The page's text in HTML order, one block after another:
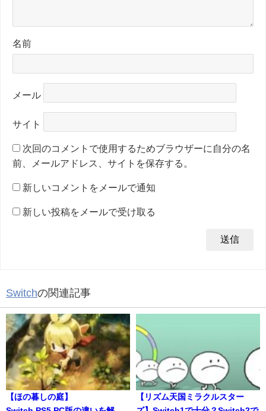
名前
メール
サイト
次回のコメントで使用するためブラウザーに自分の名
前、メールアドレス、サイトを保存する。
新しいコメントをメールで通知
新しい投稿をメールで受け取る
Switchの関連記事
【ほの暮しの庭】
【リズム天国ミラクルスター